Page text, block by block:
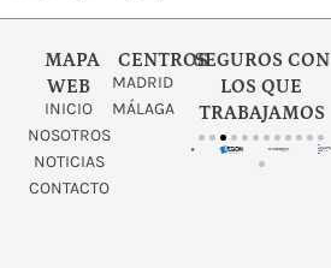
MAPA
WEB
INICIO
NOSOTROS
NOTICIAS
CONTACTO
CENTROS
MADRID
MÁLAGA
SEGUROS CON
LOS QUE
TRABAJAMOS